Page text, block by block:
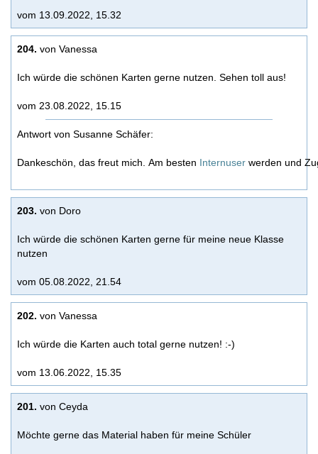
vom 13.09.2022, 15.32
204. von Vanessa
Ich würde die schönen Karten gerne nutzen. Sehen toll aus!
vom 23.08.2022, 15.15
Antwort von Susanne Schäfer:
Dankeschön, das freut mich. Am besten Internuser werden und
203. von Doro
Ich würde die schönen Karten gerne für meine neue Klasse
nutzen
vom 05.08.2022, 21.54
202. von Vanessa
Ich würde die Karten auch total gerne nutzen! :-)
vom 13.06.2022, 15.35
201. von Ceyda
Möchte gerne das Material haben für meine Schüler